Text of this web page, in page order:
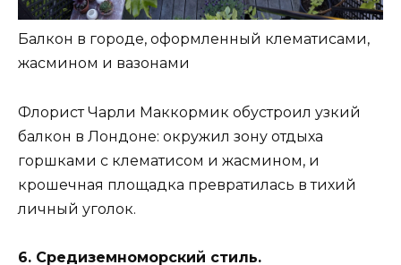
Балкон в городе, оформленный клематисами,
жасмином и вазонами
Флорист Чарли Маккормик обустроил узкий
балкон в Лондоне: окружил зону отдыха
горшками с клематисом и жасмином, и
крошечная площадка превратилась в тихий
личный уголок.
6. Средиземноморский стиль.